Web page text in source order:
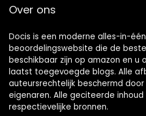
Over ons
Docis is een moderne alles-in-
beoordelingswebsite die de
beschikbaar zijn op amazon en u
laatst toegevoegde blogs. Alle
auteursrechtelijk beschermd
eigenaren. Alle geciteerde
respectievelijke bronnen.